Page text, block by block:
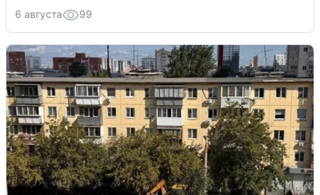
6 августа 99